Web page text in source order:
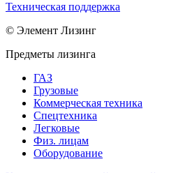
Техническая поддержка
© Элемент Лизинг
Предметы лизинга
ГАЗ
Грузовые
Коммерческая техника
Спецтехника
Легковые
Физ. лицам
Оборудование